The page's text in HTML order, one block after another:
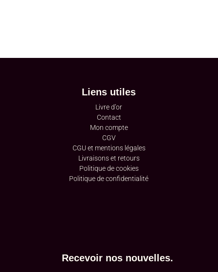
Liens utiles
Livre d’or
Contact
Mon compte
CGV
CGU et mentions légales
Livraisons et retours
Politique de cookies
Politique de confidentialité
Recevoir nos nouvelles.